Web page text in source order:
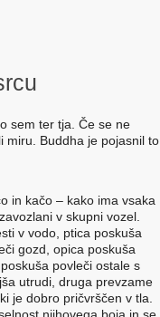
sem ter tja. Če se ne
miru. Buddha je pojasnil to
in kačo – kako ima vsaka
v skupni vozel.
v vodo, ptica poskuša
gozd, opica poskuša
povleči ostale s
utrudi, druga prevzame
je dobro pričvrščen v tla.